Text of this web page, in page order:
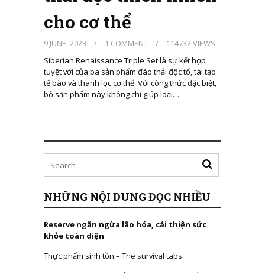
cho cơ thể
9 JUNE, 2023 / 1 COMMENT /
114732 VIEWS
Siberian Renaissance Triple Set là sự kết hợp
tuyệt vời của ba sản phẩm đào thải độc tố, tái tạo
tế bào và thanh lọc cơ thể. Với công thức đặc biệt,
bộ sản phẩm này không chỉ giúp loại…
NHỮNG NỘI DUNG ĐỌC NHIỀU
Reserve ngăn ngừa lão hóa, cải thiện sức
khỏe toàn diện
Thực phẩm sinh tồn – The survival tabs